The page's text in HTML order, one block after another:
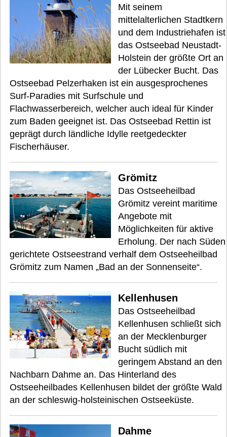
Mit seinem
mittelalterlichen Stadtkern
und dem Industriehafen ist
das Ostseebad Neustadt-
Holstein der größte Ort an
der Lübecker Bucht. Das
Ostseebad Pelzerhaken ist ein ausgesprochenes
Surf-Paradies mit Surfschule und
Flachwasserbereich, welcher auch ideal für Kinder
zum Baden geeignet ist. Das Ostseebad Rettin ist
geprägt durch ländliche Idylle reetgedeckter
Fischerhäuser.
Grömitz
Das Ostseeheilbad
Grömitz vereint maritime
Angebote mit
Möglichkeiten für aktive
Erholung. Der nach Süden
gerichtete Ostseestrand verhalf dem Ostseeheilbad
Grömitz zum Namen „Bad an der Sonnenseite“.
Kellenhusen
Das Ostseeheilbad
Kellenhusen schließt sich
an der Mecklenburger
Bucht südlich mit
geringem Abstand an den
Nachbarn Dahme an. Das Hinterland des
Ostseeheilbades Kellenhusen bildet der größte Wald
an der schleswig-holsteinischen Ostseeküste.
Dahme